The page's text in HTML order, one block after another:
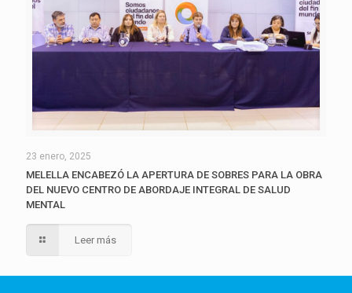
23 enero, 2025
MELELLA ENCABEZÓ LA APERTURA DE SOBRES PARA LA OBRA
DEL NUEVO CENTRO DE ABORDAJE INTEGRAL DE SALUD
MENTAL
Leer más